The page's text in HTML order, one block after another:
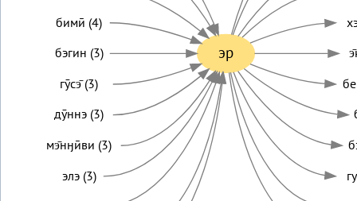
эр
бимӣ (4)
бэгин (3)
гӯсэ̄ (3)
дӯннэ (3)
мэ̄нӈӣви (3)
элэ (3)